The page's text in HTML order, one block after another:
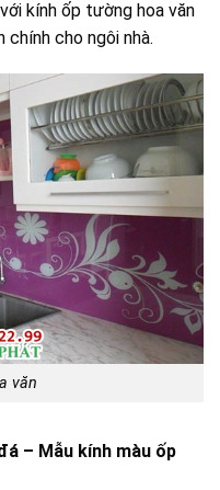
kính ốp tường hoa văn
chính cho ngôi nhà.
văn
– Mẫu kính màu ốp